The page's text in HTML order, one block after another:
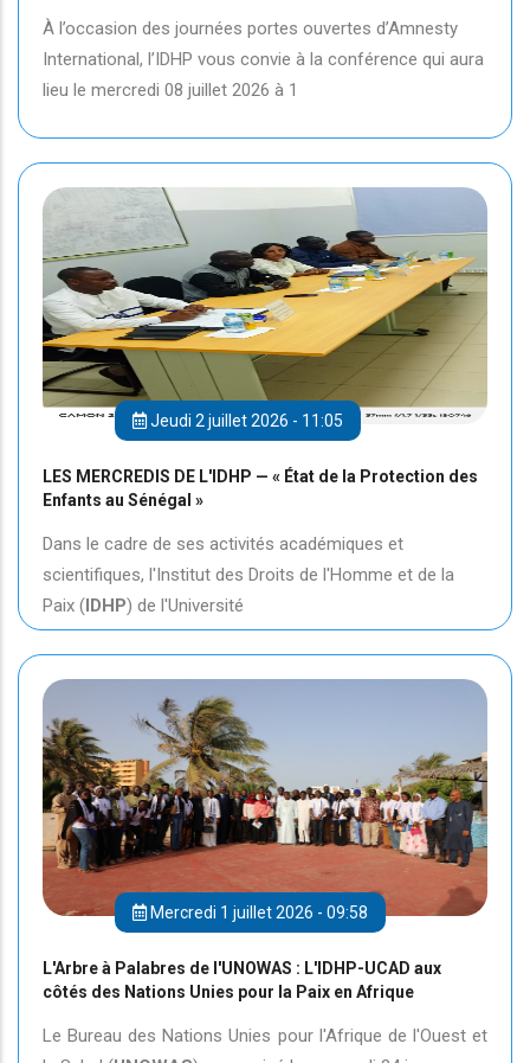
À l’occasion des journées portes ouvertes d’Amnesty
International, l’IDHP vous convie à la conférence qui aura
lieu le mercredi 08 juillet 2026 à 1
Jeudi 2 juillet 2026 - 11:05
LES MERCREDIS DE L'IDHP — « État de la Protection des
Enfants au Sénégal »
Dans le cadre de ses activités académiques et
scientifiques, l'Institut des Droits de l'Homme et de la
Paix (IDHP) de l'Université
Mercredi 1 juillet 2026 - 09:58
L'Arbre à Palabres de l'UNOWAS : L'IDHP-UCAD aux
côtés des Nations Unies pour la Paix en Afrique
Le Bureau des Nations Unies pour l'Afrique de l'Ouest et